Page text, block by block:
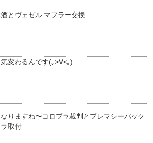
酒とヴェゼル マフラー交換
変わるんです(｡>∀<｡)
りますね〜コロプラ裁判とプレマシーバック
取付